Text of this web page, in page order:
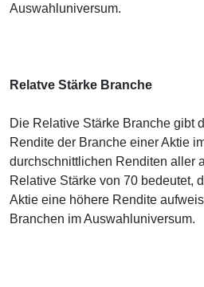
Auswahluniversum.
Relatve Stärke Branche
Die Relative Stärke Branche gibt
Rendite der Branche einer Aktie
durchschnittlichen Renditen aller
Relative Stärke von 70 bedeutet,
Aktie eine höhere Rendite
Branchen im Auswahluniversum.